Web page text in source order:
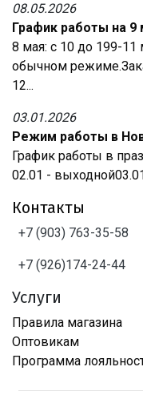
08.05.2026
График работы на 9
8 мая: с 10 до 199-
обычном
12...
03.01.2026
Режим работы в
График работы в
02.01 -
Контакты
+7 (903) 763-35-58
+7 (926)174-24-44
Услуги
Правила магазина
Оптовикам
Программа